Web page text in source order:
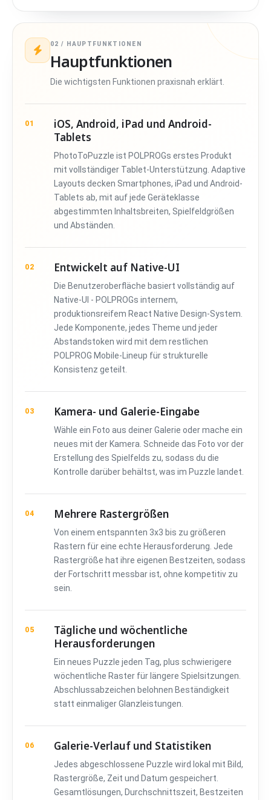
02 / HAUPTFUNKTIONEN
Hauptfunktionen
Die wichtigsten Funktionen praxisnah erklärt.
01
iOS, Android, iPad und Android-
Tablets
PhotoToPuzzle ist POLPROGs erstes Produkt
mit vollständiger Tablet-Unterstützung. Adaptive
Layouts decken Smartphones, iPad und Android-
Tablets ab, mit auf jede Geräteklasse
abgestimmten Inhaltsbreiten, Spielfeldgrößen
und Abständen.
02 Entwickelt auf Native-UI
Die Benutzeroberfläche basiert vollständig auf
Native-UI - POLPROGs internem,
produktionsreifem React Native Design-System.
Jede Komponente, jedes Theme und jeder
Abstandstoken wird mit dem restlichen
POLPROG Mobile-Lineup für strukturelle
Konsistenz geteilt.
03 Kamera- und Galerie-Eingabe
Wähle ein Foto aus deiner Galerie oder mache ein
neues mit der Kamera. Schneide das Foto vor der
Erstellung des Spielfelds zu, sodass du die
Kontrolle darüber behältst, was im Puzzle landet.
04 Mehrere Rastergrößen
Von einem entspannten 3x3 bis zu größeren
Rastern für eine echte Herausforderung. Jede
Rastergröße hat ihre eigenen Bestzeiten, sodass
der Fortschritt messbar ist, ohne kompetitiv zu
sein.
05
Tägliche und wöchentliche
Herausforderungen
Ein neues Puzzle jeden Tag, plus schwierigere
wöchentliche Raster für längere Spielsitzungen.
Abschlussabzeichen belohnen Beständigkeit
statt einmaliger Glanzleistungen.
06 Galerie-Verlauf und Statistiken
Jedes abgeschlossene Puzzle wird lokal mit Bild,
Rastergröße, Zeit und Datum gespeichert.
Gesamtlösungen, Durchschnittszeit, Bestzeiten